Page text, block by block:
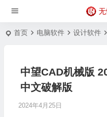
首页 电脑软件 设计软件
中望CAD机械版
中文破解版
2024年4月25日